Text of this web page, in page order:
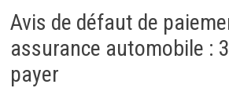
Avis de défaut de
assurance automobile :
payer